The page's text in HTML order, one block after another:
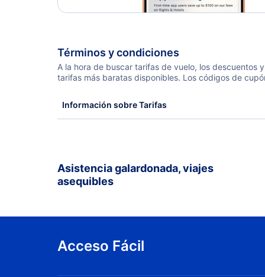
Términos y condiciones
A la hora de buscar tarifas de vuelo, los descuentos
tarifas más baratas disponibles. Los códigos de
Información sobre Tarifas
Asistencia galardonada, viajes
asequibles
Acceso Fácil